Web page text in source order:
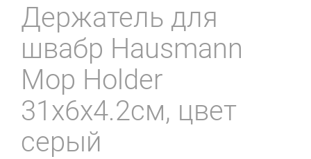
Держатель для
швабр Hausmann
Mop Holder
31x6x4.2см, цвет
серый